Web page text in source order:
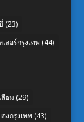
(23)
ลอร์กรุงเทพ (44)
อม (29)
งกรุงเทพ (43)